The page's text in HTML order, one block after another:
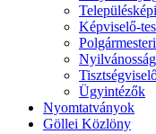
Képviselő-
Nyilvánosság
Ügyintézők
Nyomtatványok
Göllei Közlöny